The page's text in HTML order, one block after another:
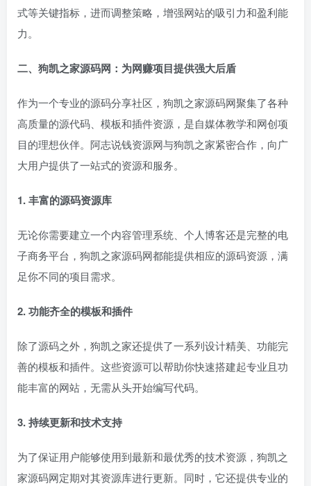
式等关键指标，进而调整策略，增强网站的吸引力和盈利能
力。
二、狗凯之家源码网：为网赚项目提供强大后盾
作为一个专业的源码分享社区，狗凯之家源码网聚集了各种
高质量的源代码、模板和插件资源，是自媒体教学和网创项
目的理想伙伴。阿志说钱资源网与狗凯之家紧密合作，向广
大用户提供了一站式的资源和服务。
1. 丰富的源码资源库
无论你需要建立一个内容管理系统、个人博客还是完整的电
子商务平台，狗凯之家源码网都能提供相应的源码资源，满
足你不同的项目需求。
2. 功能齐全的模板和插件
除了源码之外，狗凯之家还提供了一系列设计精美、功能完
善的模板和插件。这些资源可以帮助你快速搭建起专业且功
能丰富的网站，无需从头开始编写代码。
3. 持续更新和技术支持
为了保证用户能够使用到最新和最优秀的技术资源，狗凯之
家源码网定期对其资源库进行更新。同时，它还提供专业的